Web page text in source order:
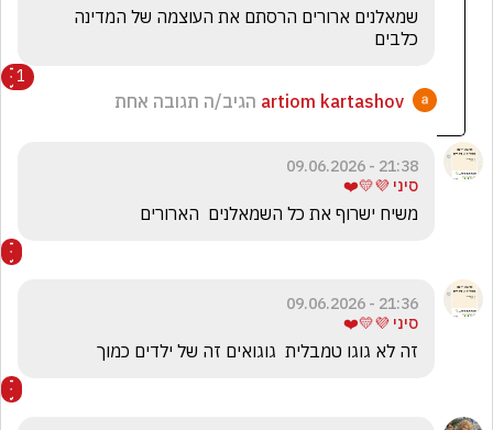
כלבים
1
artiom kartashov הגיב/ה תגובה אחת
21:38 - 09.06.2026
סיני 💜💛❤️
משיח ישרוף את כל השמאלנים  הארורים
21:36 - 09.06.2026
סיני 💜💛❤️
זה לא גוגו טמבלית  גוגואים זה של ילדים כמוך